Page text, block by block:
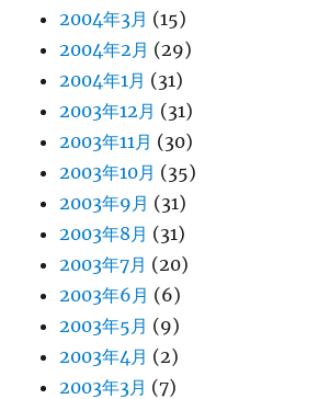
2004年3月 (15)
2004年2月 (29)
2004年1月 (31)
2003年12月 (31)
2003年11月 (30)
2003年10月 (35)
2003年9月 (31)
2003年8月 (31)
2003年7月 (20)
2003年6月 (6)
2003年5月 (9)
2003年4月 (2)
2003年3月 (7)